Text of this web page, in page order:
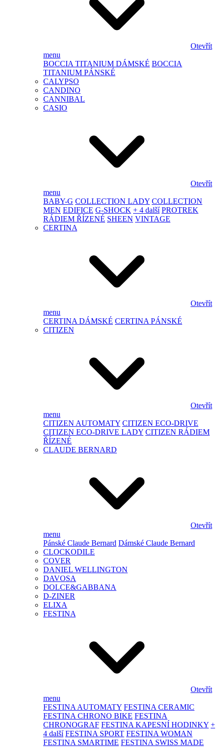
Otevřít
menu
BOCCIA TITANIUM DÁMSKÉ BOCCIA
TITANIUM PÁNSKÉ
CALYPSO
CANDINO
CANNIBAL
CASIO
Otevřít
menu
BABY-G COLLECTION LADY COLLECTION
MEN EDIFICE G-SHOCK + 4 další PROTREK
RÁDIEM ŘÍZENÉ SHEEN VINTAGE
CERTINA
Otevřít
menu
CERTINA DÁMSKÉ CERTINA PÁNSKÉ
CITIZEN
Otevřít
menu
CITIZEN AUTOMATY CITIZEN ECO-DRIVE
CITIZEN ECO-DRIVE LADY CITIZEN RÁDIEM
ŘÍZENÉ
CLAUDE BERNARD
Otevřít
menu
Pánské Claude Bernard Dámské Claude Bernard
CLOCKODILE
COVER
DANIEL WELLINGTON
DAVOSA
DOLCE&GABBANA
D-ZINER
ELIXA
FESTINA
Otevřít
menu
FESTINA AUTOMATY FESTINA CERAMIC
FESTINA CHRONO BIKE FESTINA
CHRONOGRAF FESTINA KAPESNÍ HODINKY +
4 další FESTINA SPORT FESTINA WOMAN
FESTINA SMARTIME FESTINA SWISS MADE